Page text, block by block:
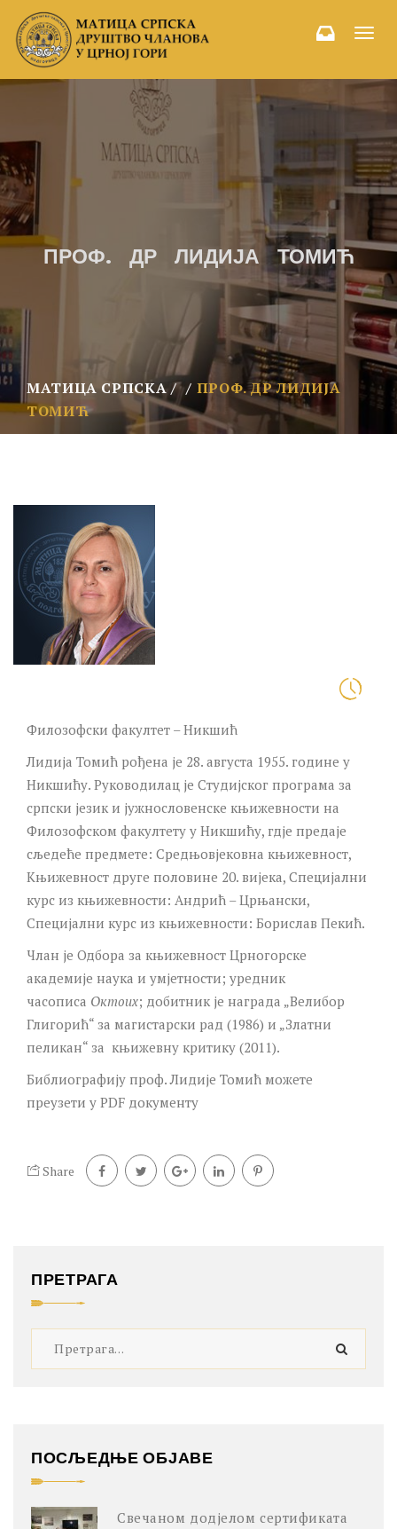
ПРОФ. ДР ЛИДИЈА ТОМИЋ
МАТИЦА СРПСКА
ПРОФ. ДР ЛИДИЈА
ТОМИЋ
Филозофски факултет – Никшић
Лидија Томић рођена је 28. августа 1955. године у
Никшићу. Руководилац је Студијског програма за
српски језик и јужнословенске књижевности на
Филозофском факултету у Никшићу, гдје предаје
сљедеће предмете: Средњовјековна књижевност,
Књижевност друге половине 20. вијека, Специјални
курс из књижевности: Андрић – Црњански,
Специјални курс из књижевности: Борислав Пекић.
Члан је Одбора за књижевност Црногорске
академије наука и умјетности; уредник
часописа Октоих; добитник је награда „Велибор
Глигорић“ за магистарски рад (1986) и „Златни
пеликан“ за књижевну критику (2011).
Библиографију проф. Лидије Томић можете
преузети у PDF документу
Share
ПРЕТРАГА
ПОСЉЕДЊЕ ОБЈАВЕ
Свечаном додјелом сертификата